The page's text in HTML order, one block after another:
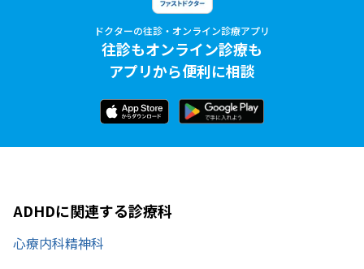
ドクターの往診・オンライン診療アプリ
往診もオンライン診療も
アプリから便利に相談
ADHDに関連する診療科
心療内科精神科